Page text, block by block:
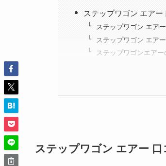
ステップワゴン エア
ステップワゴン エア
ステップワゴン エア
ステップワゴンエア
ステップワゴン エアー